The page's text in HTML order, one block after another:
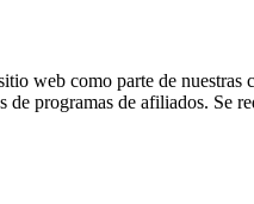
web como parte de nuestras
programas de afiliados. Se